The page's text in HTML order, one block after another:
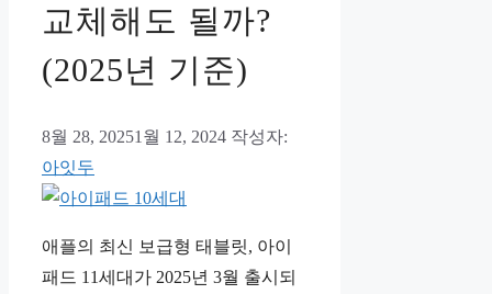
교체해도 될까?
(2025년 기준)
8월 28, 20251월 12, 2024 작성자:
아잇두
애플의 최신 보급형 태블릿, 아이
패드 11세대가 2025년 3월 출시되